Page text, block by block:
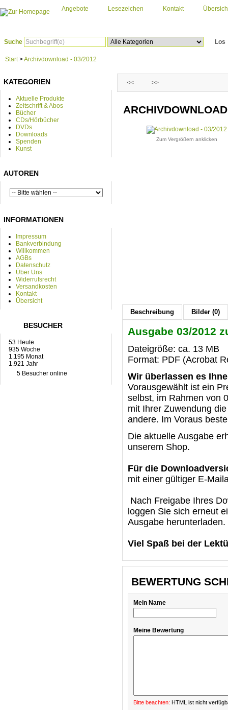
Angebote Lesezeichen Kontakt
Suche Los
Start>Archivdownload - 03/2012
KATEGORIEN
Aktuelle Produkte
Zeitschrift & Abos
Bücher
CDs/Hörbücher
DVDs
Downloads
Spenden
Kunst
AUTOREN
INFORMATIONEN
Impressum
Bankverbindung
Willkommen
AGBs
Datenschutz
Über Uns
Widerrufsrecht
Versandkosten
Kontakt
Übersicht
BESUCHER
53 Heute
935 Woche
1.195 Monat
1.921 Jahr
5 Besucher online
<< >>
Zum Vergrößern anklicken
Beschreibung Bilder (0)
Ausgabe 03/2012
Dateigröße: ca. 13 MB
Format: PDF (Acrobat
Wir überlassen es
Vorausgewählt ist ein
selbst, im Rahmen von
mit Ihrer Zuwendung
andere. Im Voraus
Die aktuelle Ausgabe
unserem Shop.
Für die
mit einer gültiger E-
Nach Freigabe Ihres
loggen Sie sich erneut
Ausgabe herunterladen.
Viel Spaß bei der
BEWERTUNG
Mein Name
Meine Bewertung
Bitte beachten: HTML ist nicht